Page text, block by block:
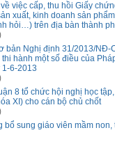
việc cấp, thu hồi Giấy
xuất, kinh doanh sản
hỏi…) trên địa bàn thành
bản Nghị định 31/2013/NĐ-
hành một số điều của
1-6-2013
8 tổ chức hội nghị học
XI) cho cán bộ chủ chốt
bổ sung giáo viên mầm